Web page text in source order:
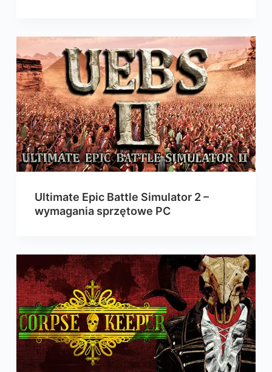
Ultimate Epic Battle Simulator 2 –
wymagania sprzętowe PC